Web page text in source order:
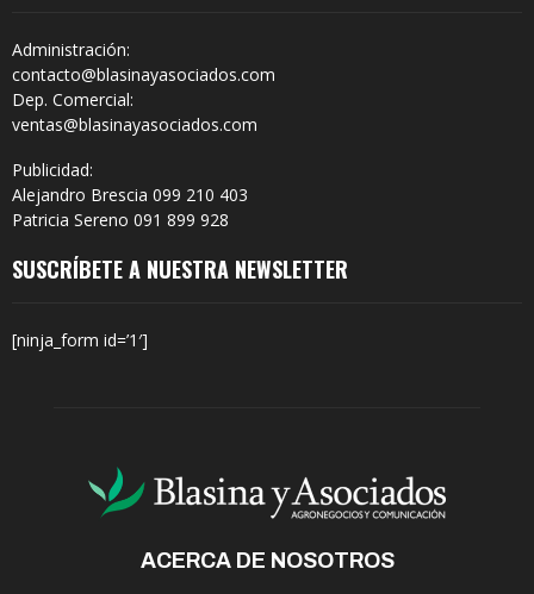
Administración:
contacto@blasinayasociados.com
Dep. Comercial:
ventas@blasinayasociados.com
Publicidad:
Alejandro Brescia 099 210 403
Patricia Sereno 091 899 928
SUSCRÍBETE A NUESTRA NEWSLETTER
[ninja_form id=’1′]
ACERCA DE NOSOTROS